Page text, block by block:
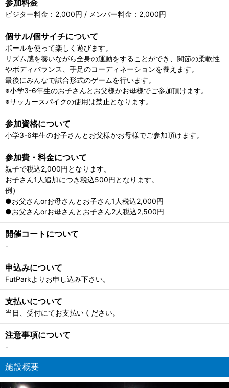
参加料金
ビジター料金：2,000円 / メンバー料金：2,000円
個サル/個サイチについて
ボールを使って楽しく遊びます。
リズム感を養いながら全身の運動をすることができ、関節の柔軟性
やボディバランス、手足のコーディネーションを養えます。
最後にみんなで試合形式のゲームを行います。
※小学3-6年生のお子さんとお父様かお母様でご参加頂けます。
※サッカースパイクの使用は禁止となります。
参加資格について
小学3-6年生のお子さんとお父様かお母様でご参加頂けます。
参加費・料金について
親子で税込2,000円となります。
お子さん1人追加につき税込500円となります。
例）
●お父さんorお母さんとお子さん1人税込2,000円
●お父さんorお母さんとお子さん2人税込2,500円
開催コートについて
-
申込みについて
FutParkよりお申し込み下さい。
支払いについて
当日、受付にてお支払いください。
注意事項について
-
施設概要